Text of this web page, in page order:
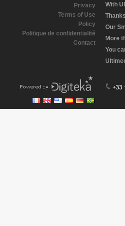
Privacy
Terms of Use
Policy
Politique de confidentialité
Contact
With
Our
More
You